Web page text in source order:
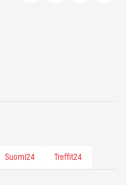
Suomi24 Treffit24